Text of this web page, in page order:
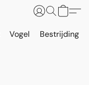
Vogel Bestrijding